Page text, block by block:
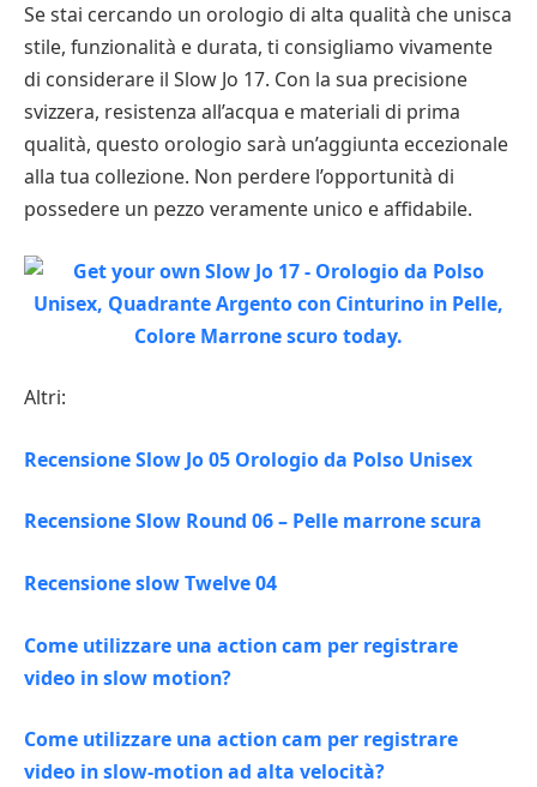
Se stai cercando un orologio di alta qualità che unisca
stile, funzionalità e durata, ti consigliamo vivamente
di considerare il Slow Jo 17. Con la sua precisione
svizzera, resistenza all’acqua e materiali di prima
qualità, questo orologio sarà un’aggiunta eccezionale
alla tua collezione. Non perdere l’opportunità di
possedere un pezzo veramente unico e affidabile.
Altri:
Recensione Slow Jo 05 Orologio da Polso Unisex
Recensione Slow Round 06 – Pelle marrone scura
Recensione slow Twelve 04
Come utilizzare una action cam per registrare
video in slow motion?
Come utilizzare una action cam per registrare
video in slow-motion ad alta velocità?